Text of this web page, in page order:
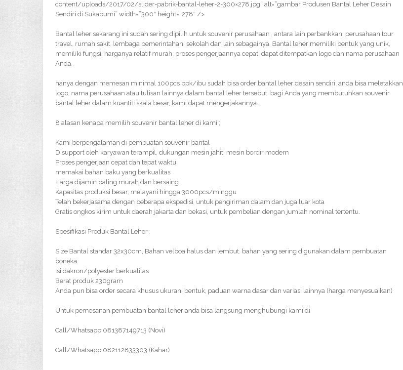
content/uploads/2017/02/slider-pabrik-bantal-leher-2-300×278.jpg” alt=”gambar Produsen Bantal Leher Desain
Sendiri di Sukabumi” width=”300″ height=”278″ />
Bantal leher sekarang ini sudah sering dipilih untuk souvenir perusahaan , antara lain perbankkan, perusahaan tour
travel, rumah sakit, lembaga pemerintahan, sekolah dan lain sebagainya. Bantal leher memiliki bentuk yang unik,
memiliki fungsi, harganya relatif murah, proses pengerjaannya cepat, dapat ditempatkan logo dan nama perusahaan
Anda.
hanya dengan memesan minimal 100pcs bpk/ibu sudah bisa order bantal leher desain sendiri, anda bisa meletakkan
logo, nama perusahaan atau tulisan lainnya dalam bantal leher tersebut. bagi Anda yang membutuhkan souvenir
bantal leher dalam kuantiti skala besar, kami dapat mengerjakannya.
8 alasan kenapa memilih souvenir bantal leher di kami ;
Kami berpengalaman di pembuatan souvenir bantal
Disupport oleh karyawan terampil, dukungan mesin jahit, mesin bordir modern
Proses pengerjaan cepat dan tepat waktu
memakai bahan baku yang berkualitas
Harga dijamin paling murah dan bersaing
Kapasitas produksi besar, melayani hingga 3000pcs/minggu
Telah bekerjasama dengan beberapa ekspedisi, untuk pengiriman dalam dan juga luar kota
Gratis ongkos kirim untuk daerah jakarta dan bekasi, untuk pembelian dengan jumlah nominal tertentu.
Spesifikasi Produk Bantal Leher ;
Size Bantal standar 32x30cm, Bahan velboa halus dan lembut. bahan yang sering digunakan dalam pembuatan
boneka.
Isi dakron/polyester berkualitas
Berat produk 230gram
Anda pun bisa order secara khusus ukuran, bentuk, paduan warna dasar dan variasi lainnya (harga menyesuaikan)
Untuk pemesanan pembuatan bantal leher anda bisa langsung menghubungi kami di
Call/Whatsapp 081387149713 (Novi)
Call/Whatsapp 082112833303 (Kahar)